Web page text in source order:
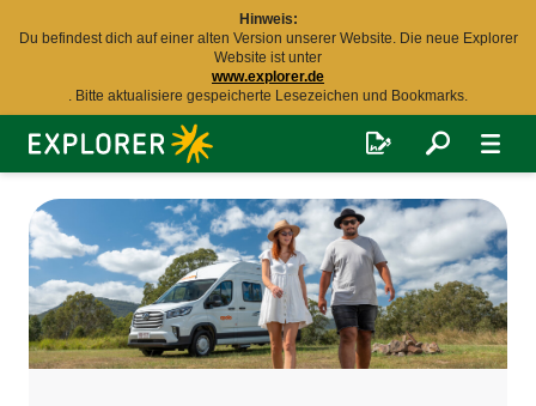
Hinweis:
Du befindest dich auf einer alten Version unserer Website. Die neue Explorer
Website ist unter
www.explorer.de
. Bitte aktualisiere gespeicherte Lesezeichen und Bookmarks.
Explorer
Fernreisen